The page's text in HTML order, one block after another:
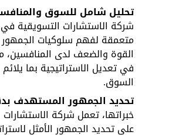
تحليل شامل للسوق
شركة الاستشارات التسويقية في
متعمقة لفهم سلوكيات
القوة والضعف لدى المنافسين،
في تعديل الاستراتيجية بما
السوق.
تحديد الجمهور المستهدف
خبراتها، تعمل شركة
على تحديد الجمهور الأمثل